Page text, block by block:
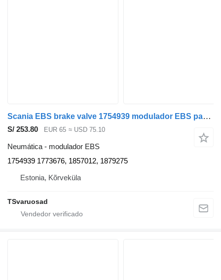
Scania EBS brake valve 1754939 modulador EBS para Scania P230 cabeza tractora
S/ 253.80 EUR 65 ≈ USD 75.10
Neumática - modulador EBS
1754939 1773676, 1857012, 1879275
Estonia, Kõrveküla
TSvaruosad